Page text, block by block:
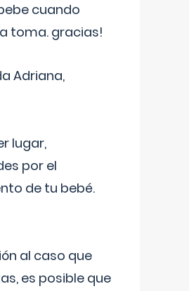
cuando
toma. gracias!
Adriana,
lugar,
por el
de tu bebé.
al caso que
es posible que